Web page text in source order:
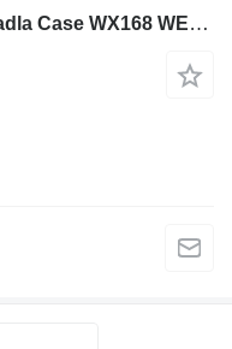
Náprava Case 84273268 na rýpadla Case WX168 WE170B